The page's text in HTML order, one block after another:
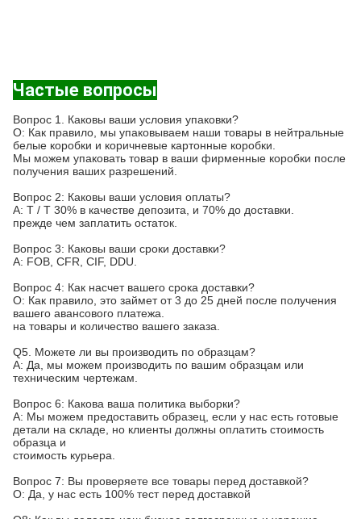
Частые вопросы
Вопрос 1. Каковы ваши условия упаковки?
О: Как правило, мы упаковываем наши товары в нейтральные
белые коробки и коричневые картонные коробки.
Мы можем упаковать товар в ваши фирменные коробки после
получения ваших разрешений.
Вопрос 2: Каковы ваши условия оплаты?
A: T / T 30% в качестве депозита, и 70% до доставки.
прежде чем заплатить остаток.
Вопрос 3: Каковы ваши сроки доставки?
A: FOB, CFR, CIF, DDU.
Вопрос 4: Как насчет вашего срока доставки?
О: Как правило, это займет от 3 до 25 дней после получения
вашего авансового платежа.
на товары и количество вашего заказа.
Q5. Можете ли вы производить по образцам?
A: Да, мы можем производить по вашим образцам или
техническим чертежам.
Вопрос 6: Какова ваша политика выборки?
A: Мы можем предоставить образец, если у нас есть готовые
детали на складе, но клиенты должны оплатить стоимость
образца и
стоимость курьера.
Вопрос 7: Вы проверяете все товары перед доставкой?
О: Да, у нас есть 100% тест перед доставкой